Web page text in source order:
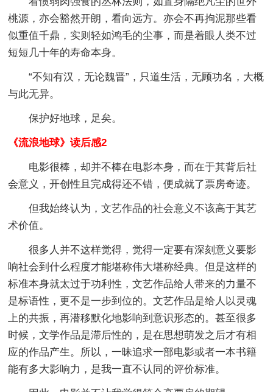
桃源，亦会豁然开朗，看向远方。亦会不再拘泥那些看
似重值千鼎，实则轻如鸿毛的尘事，而是着眼人类不过
短短几十年的寿命本身。
“不知有汉，无论魏晋”，只道生活，无顾功名，大概
与此无异。
保护好地球，足矣。
《流浪地球》读后感2
电影很棒，却并不棒在电影本身，而在于其背后社
会意义，开创性且完成得还不错，便成就了票房奇迹。
但我始终认为，文艺作品的社会意义不该高于其艺
术价值。
很多人并不这样觉得，觉得一定要有深刻意义要影
响社会到什么程度才能堪称伟大堪称经典。但是这样的
标准本身就太过于功利性，文艺作品给人带来的力量不
是标语性，更不是一步到位的。文艺作品是给人以灵魂
上的共振，再潜移默化地影响到意识形态的。甚至很多
时候，文学作品是滞后性的，是在思想萌发之后才有相
应的作品产生。所以，一昧追求一部电影或者一本书籍
能有多大影响力，是我一直不认同的评价标准。